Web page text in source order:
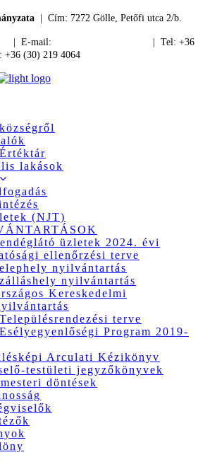
| Cím: 7272 Gölle, Petőfi utca 2/b.
| E-mail:
| Tel: +36
(30) 219 4064
lakások
(NJT)
üzletek 2024. évi
ellenőrzési terve
nyilvántartás
nyilvántartás
Kereskedelmi
terve
Program 2019-
Arculati Kézikönyv
testületi jegyzőkönyvek
döntések